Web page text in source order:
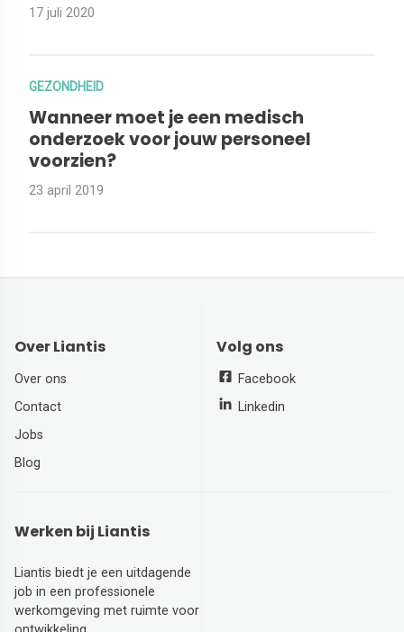
17 juli 2020
GEZONDHEID
Wanneer moet je een medisch
onderzoek voor jouw personeel
voorzien?
23 april 2019
Over Liantis
Over ons
Contact
Jobs
Blog
Volg ons
Facebook
Linkedin
Werken bij Liantis
Liantis biedt je een uitdagende
job in een professionele
werkomgeving met ruimte voor